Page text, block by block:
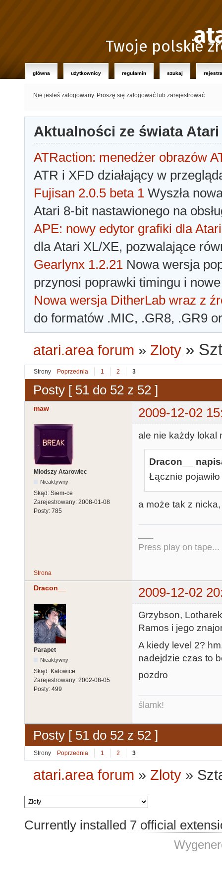
Twoje polskie
główna użytkownicy regulamin szukaj
Nie jesteś zalogowany. Proszę się zalogować lub zarejestrować.
Aktualności ze świata Atari
ATRaction: menedżer obrazów
ATR i XFD działający w
Fujisan 2.0.5 beta 1 Wyszła
Atari 8-bit nastawionego na
APE: nowy edytor grafiki dla Atari
dla Atari XL/XE, pozwalające
Gearlynx 1.2.21 Nowa wersja
przynosi poprawki timingu i
Nowa wersja DitherLab wraz z
do formatów .MIC, .GR8, .GR9
atari.area forum » Zloty »
Strony Poprzednia 1 2 3
Posty [ 51 do 52 z 52 ]
maw 2009-12-02
Młodszy Atarowiec
Nieaktywny
Skąd: Siem-ce
Zarejestrowany: 2008-01-08
Posty: 785
ale nie każdy lokal
Dracon__
Łącznie
a może tak z
Press play on tape...
Strona
Dracon__ 2009-12-02
Parapet
Nieaktywny
Skąd: Katowice
Zarejestrowany: 2002-08-05
Posty: 499
Grzybson,
Ramos i jego
A kiedy level 2?
nadejdzie czas to
pozdro
ślamk!
Posty [ 51 do 52 z 52 ]
Strony Poprzednia 1 2 3
atari.area forum » Zloty »
Currently installed 7 official